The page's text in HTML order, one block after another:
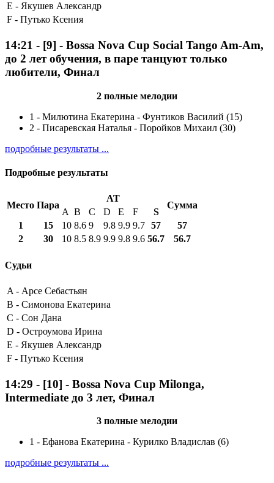
E - Якушев Александр
F - Путько Ксения
14:21 - [9] - Bossa Nova Cup Social Tango Am-Am,
до 2 лет обучения, в паре танцуют только
любители, Финал
2 полные мелодии
1 - Милютина Екатерина - Фунтиков Василий (15)
2 - Писаревская Наталья - Поройков Михаил (30)
подробные результаты ...
Подробные результаты
Место Пара
AT
Сумма
A B C D E F
S
1
15 10 8.6 9 9.8 9.9 9.7 57
57
2
30 10 8.5 8.9 9.9 9.8 9.6 56.7 56.7
Судьи
A - Арсе Себастьян
B - Симонова Екатерина
C - Сон Дана
D - Остроумова Ирина
E - Якушев Александр
F - Путько Ксения
14:29 - [10] - Bossa Nova Cup Milonga,
Intermediate до 3 лет, Финал
3 полные мелодии
1 - Ефанова Екатерина - Курилко Владислав (6)
подробные результаты ...